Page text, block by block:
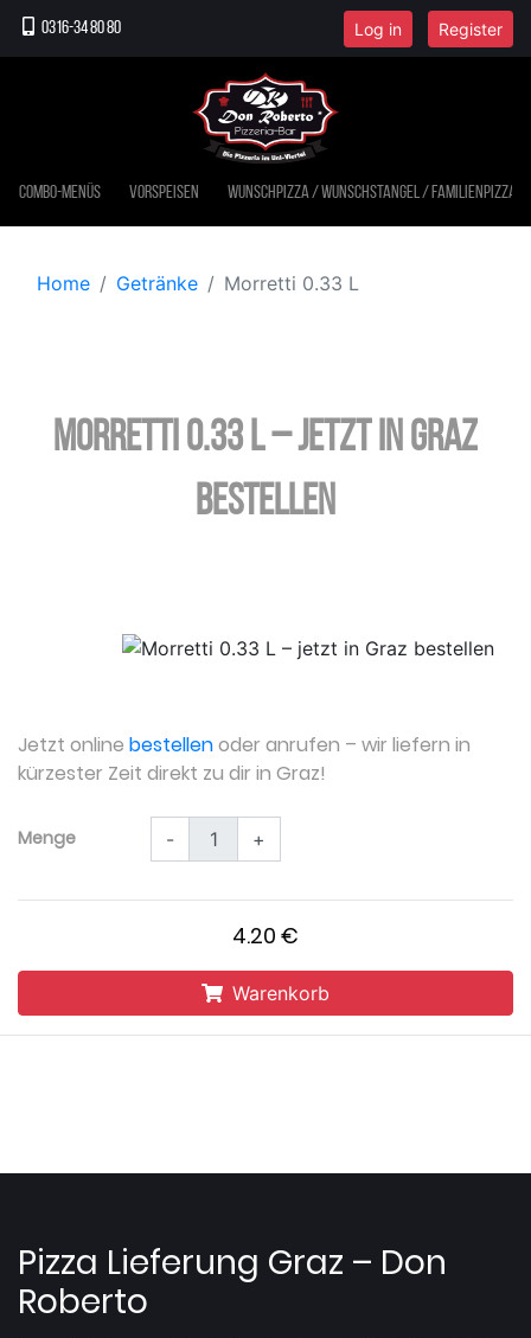
0316-34 80 80 Log in Register
Combo-Menüs Vorspeisen Wunschpizza / Wunschstangel / Familienpizza
Home Getränke Morretti 0.33 L
Morretti 0.33 L – jetzt in Graz
bestellen
Jetzt online bestellenoder anrufen – wir liefern in
kürzester Zeit direkt zu dir in Graz!
Menge - +
4.20 €
Warenkorb
Pizza Lieferung Graz – Don
Roberto